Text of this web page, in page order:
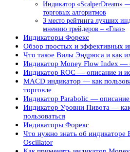
Индикатор «ScalperDream»
торговых алгоритмов
3 место рейтинга лучших
мнению трейдеров – «Глаз»
Индикаторы Форекс
Обзор простых и эффективных
Что такое Вилы Эндрюса и как
Индикатор Money Flow Index —
Индикатор ROC — описание и
MACD индикатор — как
торговле
Индикатор Parabolic —
Индикатор Уровни Пивота — как
пользоваться
Индикаторы Форекс
Что нужно знать об индикаторе
Oscillator